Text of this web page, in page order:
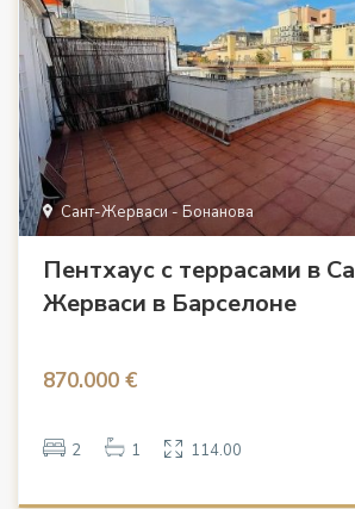
Сант-Жерваси - Бонанова
Пентхаус с террасами в
Жерваси в Барселоне
870.000 €
2 1 114.00